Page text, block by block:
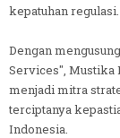
kepatuhan regulasi.
Dengan
Services", Mustika
menjadi mitra
terciptanya
Indonesia.